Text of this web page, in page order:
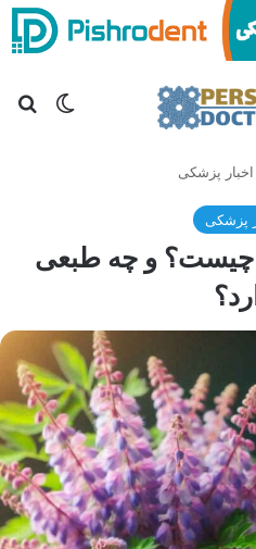
تغییر
اخبار پزشکی
پزشکی
و چه طبعی